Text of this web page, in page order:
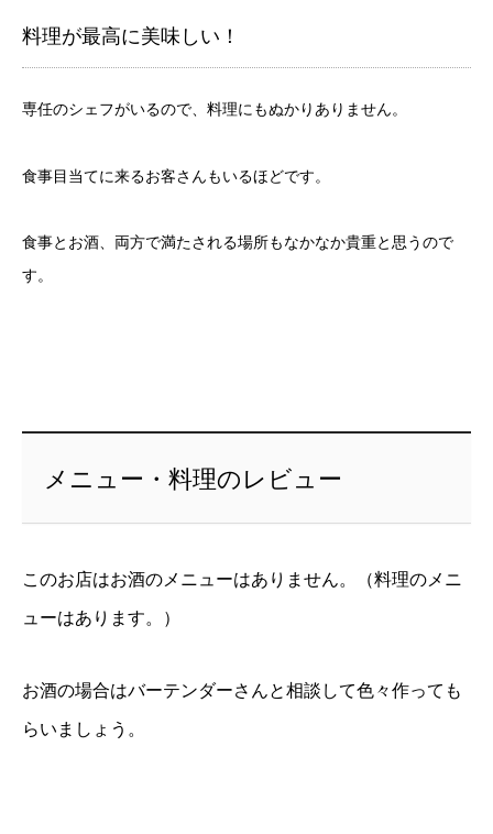
料理が最高に美味しい！
専任のシェフがいるので、料理にもぬかりありません。
食事目当てに来るお客さんもいるほどです。
食事とお酒、両方で満たされる場所もなかなか貴重と思うので
す。
メニュー・料理のレビュー
このお店はお酒のメニューはありません。（料理のメニ
ューはあります。）
お酒の場合はバーテンダーさんと相談して色々作っても
らいましょう。